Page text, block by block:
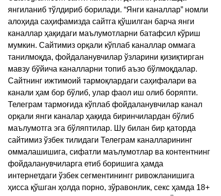
янгиланиб тўлдириб борилади. “Янги каналлар” номли
алоҳида саҳифамизда сайтга қўшилган барча янги
каналлар ҳақидаги маълумотларни батафсил кўриш
мумкин. Сайтимиз орқали кўплаб каналлар оммага
танилмоқда, фойдаланувчилар ўзларини қизиқтирган
мавзу бўйича каналларни топиб аъзо бўлмоқдалар.
Сайтнинг ижтимоий тармоқлардаги саҳифалари ва
канали ҳам бор бўлиб, улар фаол иш олиб боряпти.
Телеграм тармоғида кўплаб фойдаланувчилар канал
орқали янги каналар ҳақида биринчилардан бўлиб
маълумотга эга бўляптилар. Шу билан бир қаторда
сайтимиз ўзбек тилидаги Телеграм каналларининг
оммалашишига, сифатли маълумотлар ва контентнинг
фойдаланувчиларга етиб боришига ҳамда
интернетдаги ўзбек сегментинингг ривожланишига
ҳисса қўшган ҳолда порно, зўравонлик, секс ҳамда 18+